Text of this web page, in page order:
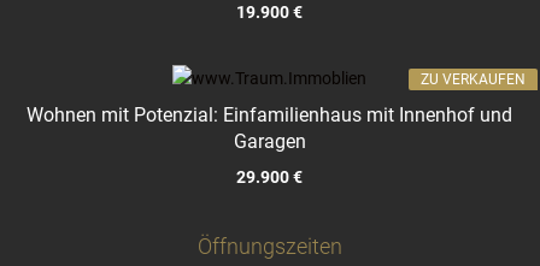
19.900 €
Wohnen mit Potenzial: Einfamilienhaus mit Innenhof und
Garagen
29.900 €
ZU VERKAUFEN
Öffnungszeiten